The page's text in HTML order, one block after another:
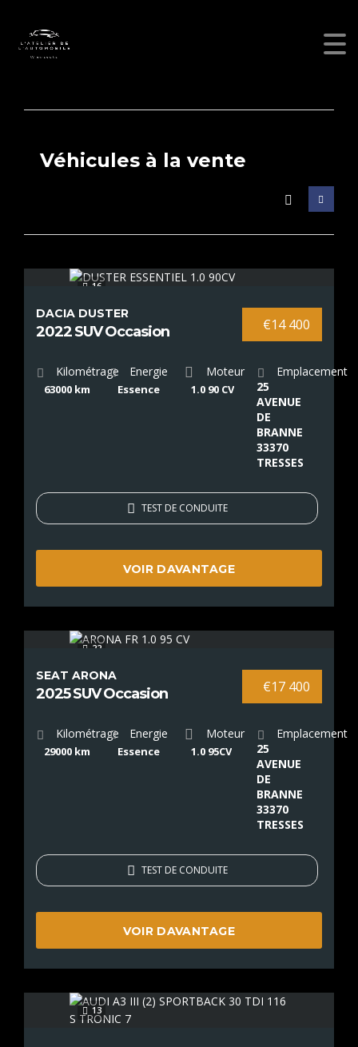
Véhicules à la vente
16
€14 400
DACIA DUSTER
2022 SUV Occasion
Kilométrage
63000 km
Energie
Essence
Moteur
1.0 90 CV
Emplacement
25
AVENUE
DE
BRANNE
33370
TRESSES
TEST DE CONDUITE
VOIR DAVANTAGE
22
€17 400
SEAT ARONA
2025 SUV Occasion
Kilométrage
29000 km
Energie
Essence
Moteur
1.0 95CV
Emplacement
25
AVENUE
DE
BRANNE
33370
TRESSES
TEST DE CONDUITE
VOIR DAVANTAGE
13